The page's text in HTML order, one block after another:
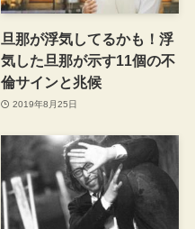
旦那が浮気してるかも！浮
気した旦那が示す11個の不
倫サインと兆候
2019年8月25日